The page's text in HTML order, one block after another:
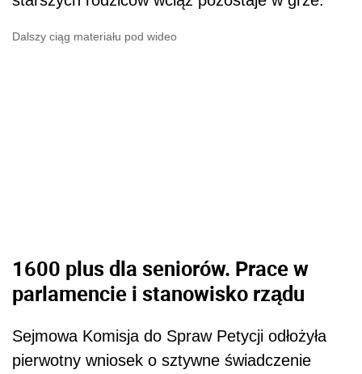
Dalszy ciąg materiału pod wideo
1600 plus dla seniorów. Prace w
parlamencie i stanowisko rządu
Sejmowa Komisja do Spraw Petycji odłożyła
pierwotny wniosek o sztywne świadczenie